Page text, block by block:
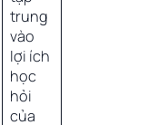
trung
vào
lợi ích
học
hỏi
của